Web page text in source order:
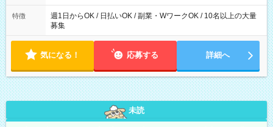
特徴
週1日からOK / 日払いOK / 副業・WワークOK / 10名以上の大量
募集
気になる！ 応募する 詳細へ
未読